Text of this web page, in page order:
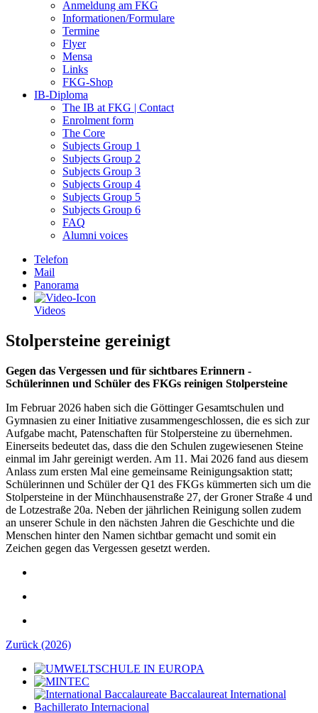
Anmeldung am FKG
Informationen/­Formulare
Termine
Flyer
Mensa
Links
FKG-Shop
IB-Diploma
The IB at FKG | Contact
Enrolment form
The Core
Subjects Group 1
Subjects Group 2
Subjects Group 3
Subjects Group 4
Subjects Group 5
Subjects Group 6
FAQ
Alumni voices
Telefon
Mail
Panorama
Videos
Stolpersteine gereinigt
Gegen das Vergessen und für sichtbares Erinnern -
Schülerinnen und Schüler des FKGs reinigen Stolpersteine
Im Februar 2026 haben sich die Göttinger Gesamtschulen und
Gymnasien zu einer Initiative zusammengeschlossen, die es sich zur
Aufgabe macht, Patenschaften für Stolpersteine zu übernehmen.
Einerseits bedeutet das, dass die den Schulen zugewiesenen Steine
einmal im Jahr gereinigt werden. Am 11. Mai 2026 fand aus diesem
Anlass zum ersten Mal eine gemeinsame Reinigungsaktion statt;
Schülerinnen und Schüler der Q1 des FKGs kümmerten sich um die
Stolpersteine in der Münchhausenstraße 27, der Groner Straße 4 und
de Lotzestraße 20a. Neben der jährlichen Reinigung sollen zudem
an unserer Schule in den nächsten Jahren die Geschichte und die
Menschen hinter den Namen sichtbar gemacht und somit ein
Zeichen gegen das Vergessen gesetzt werden.
Zurück (2026)